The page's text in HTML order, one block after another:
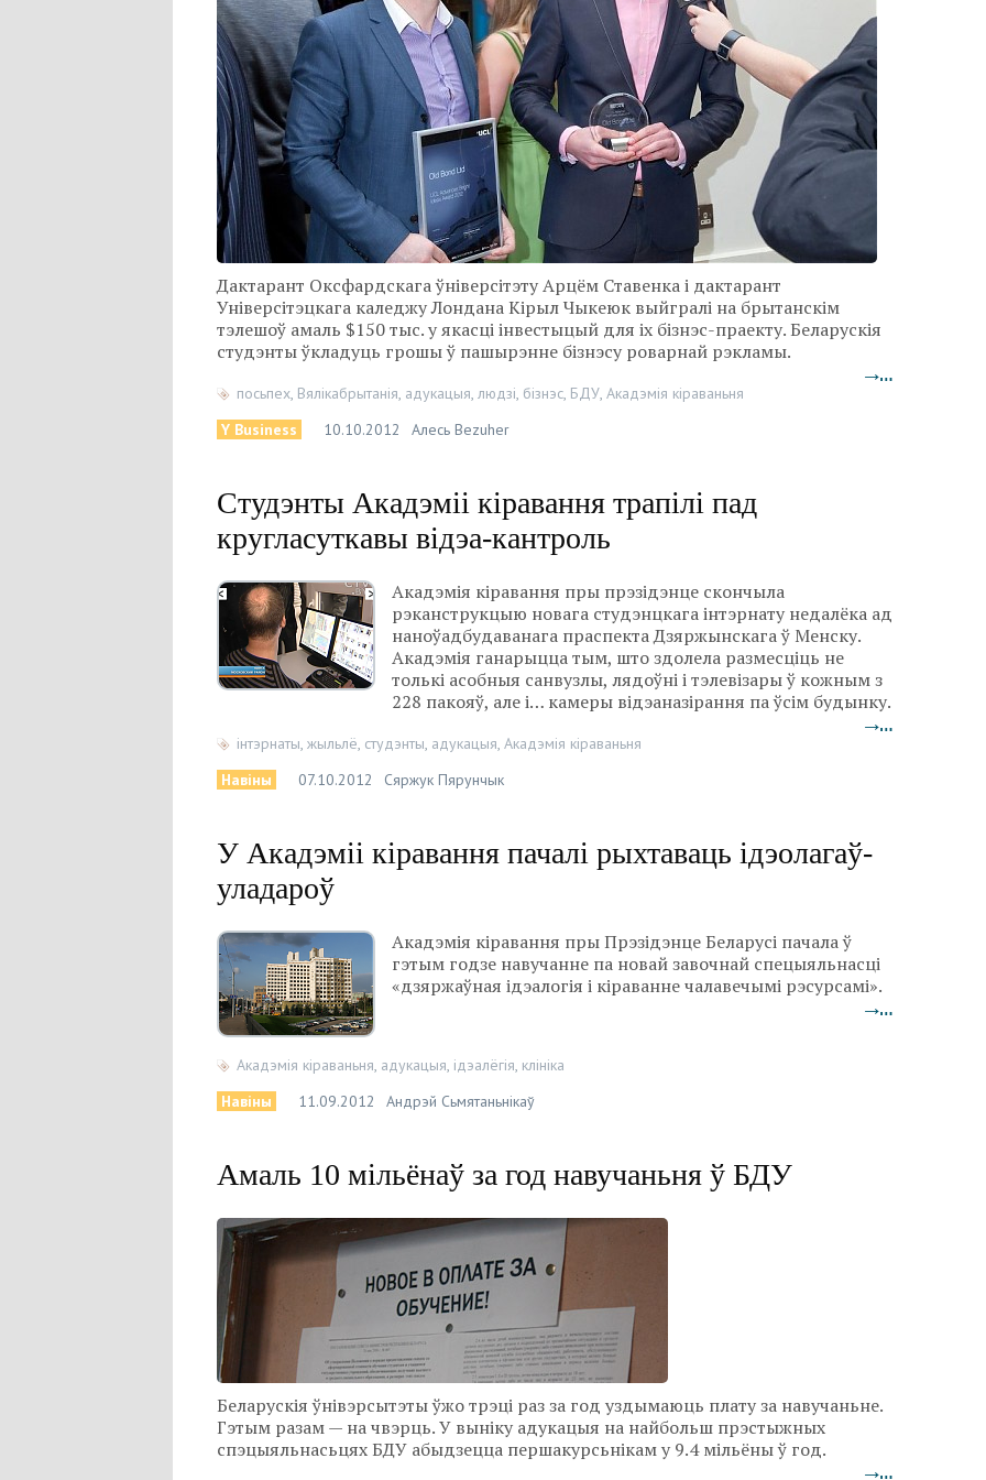
Дактарант Оксфардскага ўніверсітэту Арцём Ставенка і дактарант
Універсітэцкага каледжу Лондана Кірыл Чыкеюк выйгралі на брытанскім
тэлешоў амаль $150 тыс. у якасці інвестыцый для іх бізнэс-праекту. Беларускія
студэнты ўкладуць грошы ў пашырэнне бізнэсу роварнай рэкламы.
→…
посьпех Вялікабрытанія адукацыя людзі бізнэс БДУ Акадэмія кіраваньня
Y Business
10.10.2012 Алесь Bezuher
Студэнты Акадэміі кіравання трапілі пад
кругласуткавы відэа-кантроль
Акадэмія кіравання пры прэзідэнце скончыла
рэканструкцыю новага студэнцкага інтэрнату недалёка ад
наноўадбудаванага праспекта Дзяржынскага ў Менску.
Акадэмія ганарыцца тым, што здолела размесціць не
толькі асобныя санвузлы, лядоўні і тэлевізары ў кожным з
228 пакояў, але і… камеры відэаназірання па ўсім будынку.
→…
інтэрнаты, жыльлё, студэнты, адукацыя, Акадэмія кіраваньня
Навіны
07.10.2012 Сяржук Пярунчык
У Акадэміі кіравання пачалі рыхтаваць ідэолагаў-
уладароў
Акадэмія кіравання пры Прэзідэнце Беларусі пачала ў
гэтым годзе навучанне па новай завочнай спецыяльнасці
«дзяржаўная ідэалогія і кіраванне чалавечымі рэсурсамі».
→…
Акадэмія кіраваньня, адукацыя, ідэалёгія, клініка
Навіны
11.09.2012 Андрэй Сьмятаньнікаў
Амаль 10 мільёнаў за год навучаньня ў БДУ
Беларускія ўнівэрсытэты ўжо трэці раз за год уздымаюць плату за навучаньне.
Гэтым разам — на чвэрць. У выніку адукацыя на найбольш прэстыжных
спэцыяльнасьцях БДУ абыдзецца першакурсьнікам у 9.4 мільёны ў год.
→…